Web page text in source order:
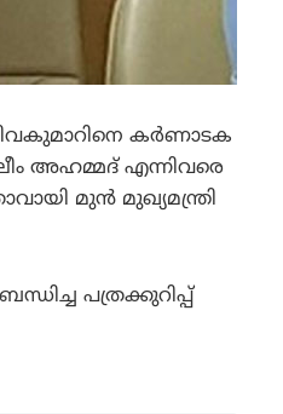
കര്‍ണാടക
അഹമ്മദ് എന്നിവരെ
മുന്‍ മുഖ്യമന്ത്രി
പത്രക്കുറിപ്പ്